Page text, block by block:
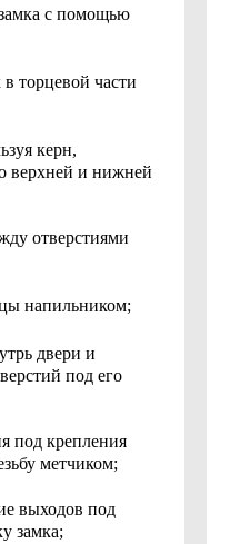
с помощью
торцевой части
керн,
верхней и нижней
отверстиями
напильником;
двери и
под его
под крепления
метчиком;
выходов под
замка;